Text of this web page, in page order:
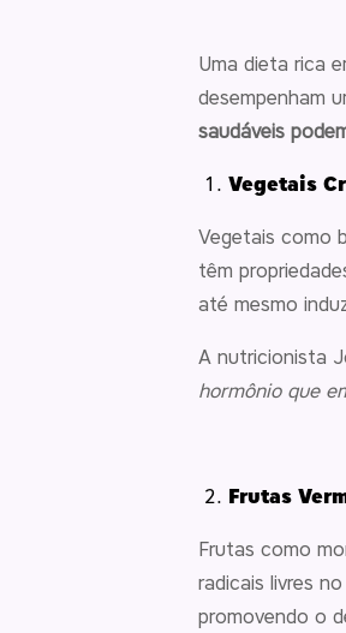
Uma dieta rica
desempenham
saudáveis
Vegetais
Vegetais como
têm
até mesmo
A nutricionista
hormônio que
Frutas
Frutas como
radicais livres
promovendo o